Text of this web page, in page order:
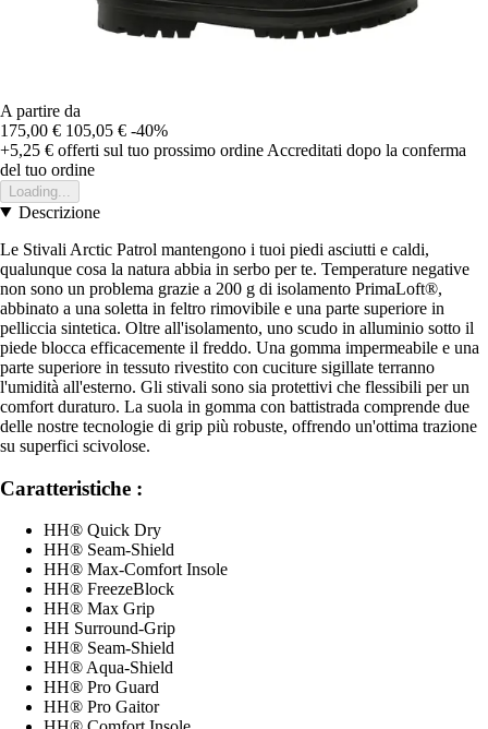
A partire da
175,00 € 105,05 € -40%
+5,25 € offerti sul tuo prossimo ordine Accreditati dopo la conferma
del tuo ordine
Loading...
Descrizione
Le Stivali Arctic Patrol mantengono i tuoi piedi asciutti e caldi,
qualunque cosa la natura abbia in serbo per te. Temperature negative
non sono un problema grazie a 200 g di isolamento PrimaLoft®,
abbinato a una soletta in feltro rimovibile e una parte superiore in
pelliccia sintetica. Oltre all'isolamento, uno scudo in alluminio sotto il
piede blocca efficacemente il freddo. Una gomma impermeabile e una
parte superiore in tessuto rivestito con cuciture sigillate terranno
l'umidità all'esterno. Gli stivali sono sia protettivi che flessibili per un
comfort duraturo. La suola in gomma con battistrada comprende due
delle nostre tecnologie di grip più robuste, offrendo un'ottima trazione
su superfici scivolose.
Caratteristiche :
HH® Quick Dry
HH® Seam-Shield
HH® Max-Comfort Insole
HH® FreezeBlock
HH® Max Grip
HH Surround-Grip
HH® Seam-Shield
HH® Aqua-Shield
HH® Pro Guard
HH® Pro Gaitor